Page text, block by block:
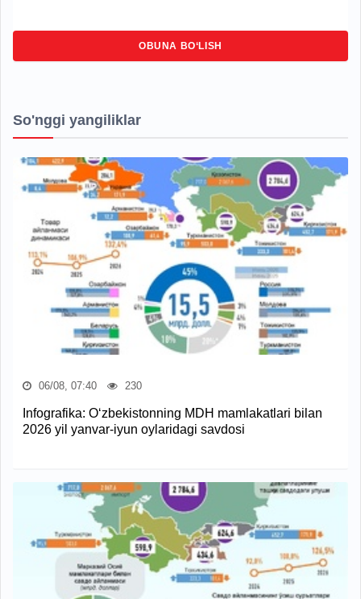
OBUNA BO‘LISH
So'nggi yangiliklar
06/08, 07:40 230
Infografika: O‘zbekistonning MDH mamlakatlari bilan
2026 yil yanvar-iyun oylaridagi savdosi